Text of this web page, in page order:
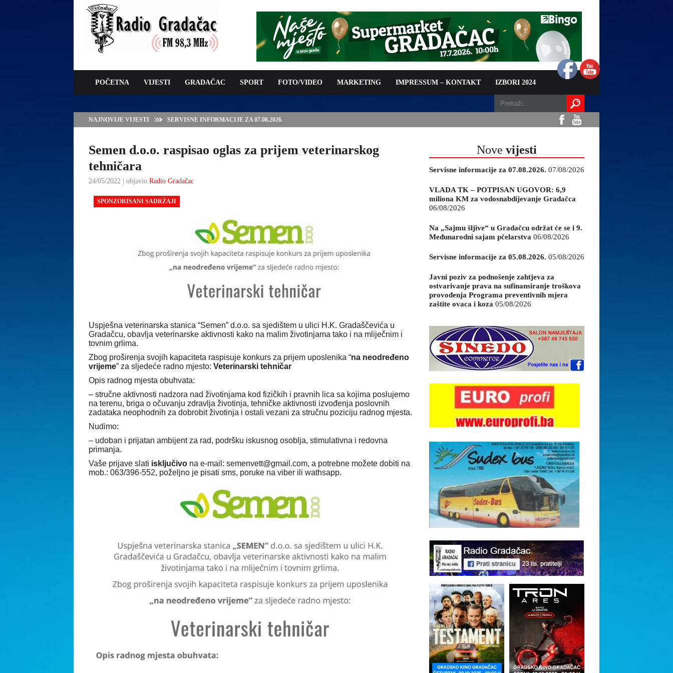
POČETNA VIJESTI GRADAČAC SPORT FOTO/VIDEO MARKETING IMPRESSUM – KONTAKT IZBORI 2024
NAJNOVIJE VIJESTI
VLADA TK – POTPISAN UGOVOR: 6,9 MILIONA KM ZA VODOSNABDIJEVANJE
GRADAČCA
Semen d.o.o. raspisao oglas za prijem veterinarskog
tehničara
24/05/2022 | objavio Radio Gradačac
SPONZORISANI SADRŽAJI
Uspješna veterinarska stanica “Semen” d.o.o. sa sjedištem u ulici H.K. Gradaščevića u
Gradačcu, obavlja veterinarske aktivnosti kako na malim životinjama tako i na mliječnim i
tovnim grlima.
Zbog proširenja svojih kapaciteta raspisuje konkurs za prijem uposlenika “na neodređeno
vrijeme” za sljedeće radno mjesto: Veterinarski tehničar
Opis radnog mjesta obuhvata:
– stručne aktivnosti nadzora nad životinjama kod fizičkih i pravnih lica sa kojima poslujemo
na terenu, briga o očuvanju zdravlja životinja, tehničke aktivnosti izvođenja poslovnih
zadataka neophodnih za dobrobit životinja i ostali vezani za stručnu poziciju radnog mjesta.
Nudimo:
– udoban i prijatan ambijent za rad, podršku iskusnog osoblja, stimulativna i redovna
primanja.
Vaše prijave slati isključivo na e-mail: semenvett@gmail.com, a potrebne možete dobiti na
mob.: 063/396-552, poželjno je pisati sms, poruke na viber ili wathsapp.
Nove vijesti
Servisne informacije za 07.08.2026. 07/08/2026
VLADA TK – POTPISAN UGOVOR: 6,9
miliona KM za vodosnabdijevanje Gradačca
06/08/2026
Na „Sajmu šljive“ u Gradačcu održat će se i 9.
Međunarodni sajam pčelarstva 06/08/2026
Servisne informacije za 05.08.2026. 05/08/2026
Javni poziv za podnošenje zahtjeva za
ostvarivanje prava na sufinansiranje troškova
provođenja Programa preventivnih mjera
zaštite ovaca i koza 05/08/2026